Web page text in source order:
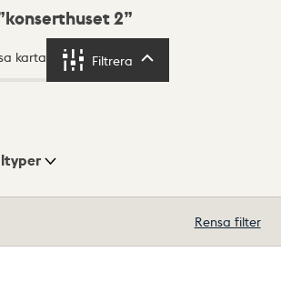
konserthuset 2
karta Filtrera
Rensa filter